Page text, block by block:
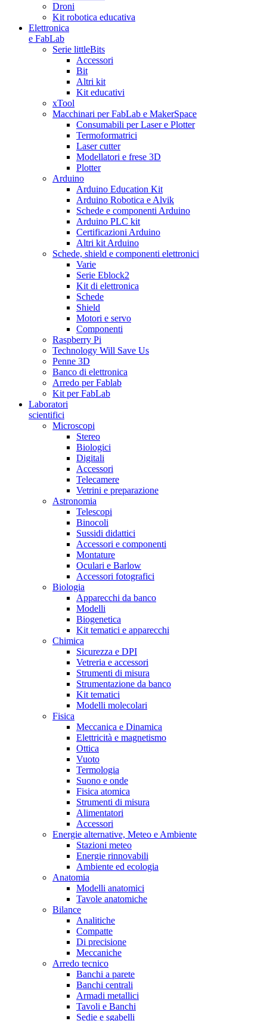
Droni
Kit robotica educativa
Elettronica
e FabLab
Serie littleBits
Accessori
Bit
Altri kit
Kit educativi
xTool
Macchinari per FabLab e MakerSpace
Consumabili per Laser e Plotter
Termoformatrici
Laser cutter
Modellatori e frese 3D
Plotter
Arduino
Arduino Education Kit
Arduino Robotica e Alvik
Schede e componenti Arduino
Arduino PLC kit
Certificazioni Arduino
Altri kit Arduino
Schede, shield e componenti elettronici
Varie
Serie Eblock2
Kit di elettronica
Schede
Shield
Motori e servo
Componenti
Raspberry Pi
Technology Will Save Us
Penne 3D
Banco di elettronica
Arredo per Fablab
Kit per FabLab
Laboratori
scientifici
Microscopi
Stereo
Biologici
Digitali
Accessori
Telecamere
Vetrini e preparazione
Astronomia
Telescopi
Binocoli
Sussidi didattici
Accessori e componenti
Montature
Oculari e Barlow
Accessori fotografici
Biologia
Apparecchi da banco
Modelli
Biogenetica
Kit tematici e apparecchi
Chimica
Sicurezza e DPI
Vetreria e accessori
Strumenti di misura
Strumentazione da banco
Kit tematici
Modelli molecolari
Fisica
Meccanica e Dinamica
Elettricità e magnetismo
Ottica
Vuoto
Termologia
Suono e onde
Fisica atomica
Strumenti di misura
Alimentatori
Accessori
Energie alternative, Meteo e Ambiente
Stazioni meteo
Energie rinnovabili
Ambiente ed ecologia
Anatomia
Modelli anatomici
Tavole anatomiche
Bilance
Analitiche
Compatte
Di precisione
Meccaniche
Arredo tecnico
Banchi a parete
Banchi centrali
Armadi metallici
Tavoli e Banchi
Sedie e sgabelli